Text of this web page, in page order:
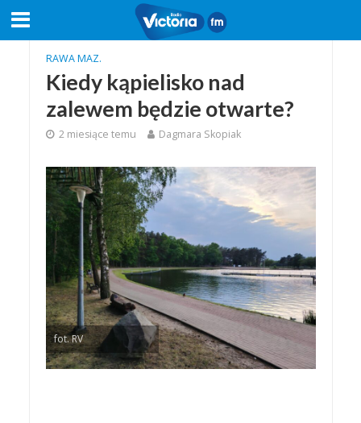
RAWA MAZ.
Kiedy kąpielisko nad
zalewem będzie otwarte?
2 miesiące temu Dagmara Skopiak
fot. RV